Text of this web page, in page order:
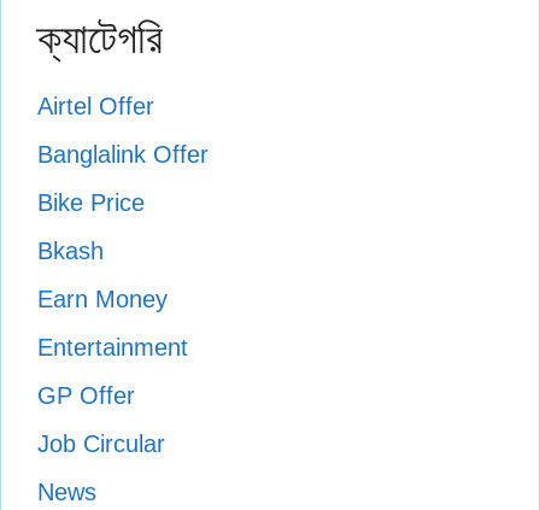
ক্যাটেগরি
Airtel Offer
Banglalink Offer
Bike Price
Bkash
Earn Money
Entertainment
GP Offer
Job Circular
News